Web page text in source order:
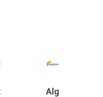
Alg